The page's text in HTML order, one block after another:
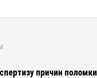
причин поломки